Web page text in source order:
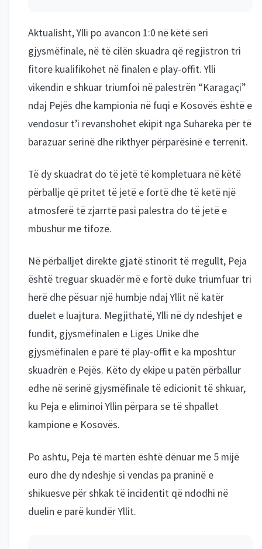
Aktualisht, Ylli po avancon 1:0 në këtë seri
gjysmëfinale, në të cilën skuadra që regjistron tri
fitore kualifikohet në finalen e play-offit. Ylli
vikendin e shkuar triumfoi në palestrën “Karagaçi”
ndaj Pejës dhe kampionia në fuqi e Kosovës është e
vendosur t’i revanshohet ekipit nga Suhareka për të
barazuar serinë dhe rikthyer përparësinë e terrenit.
Të dy skuadrat do të jetë të kompletuara në këtë
përballje që pritet të jetë e fortë dhe të ketë një
atmosferë të zjarrtë pasi palestra do të jetë e
mbushur me tifozë.
Në përballjet direkte gjatë stinorit të rregullt, Peja
është treguar skuadër më e fortë duke triumfuar tri
herë dhe pësuar një humbje ndaj Yllit në katër
duelet e luajtura. Megjithatë, Ylli në dy ndeshjet e
fundit, gjysmëfinalen e Ligës Unike dhe
gjysmëfinalen e parë të play-offit e ka mposhtur
skuadrën e Pejës. Këto dy ekipe u patën përballur
edhe në serinë gjysmëfinale të edicionit të shkuar,
ku Peja e eliminoi Yllin përpara se të shpallet
kampione e Kosovës.
Po ashtu, Peja të martën është dënuar me 5 mijë
euro dhe dy ndeshje si vendas pa praninë e
shikuesve për shkak të incidentit që ndodhi në
duelin e parë kundër Yllit.